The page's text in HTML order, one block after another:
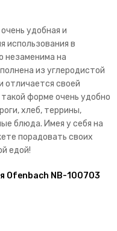
удобная и
использования в
незаменима на
из углеродистой
отличается своей
форме очень удобно
хлеб, террины,
блюда. Имея у себя на
порадовать своих
едой!
Ofenbach NB-100703